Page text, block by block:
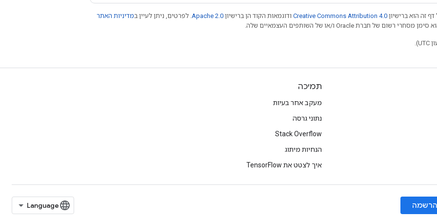
זה הוא ברישיון Creative Commons Attribution 4.0 ודוגמאות הקוד הן ברישיון Apache 2.0 . לפרטים, ניתן לעיין במדיניות האתר
תמיכה
מעקב אחר בעיות
נתוני גרסה
Stack Overflow
הנחיות מיתוג
איך לצטט את TensorFlow
הרשמה